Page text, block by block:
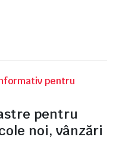
pentru
pentru
noi, vânzări